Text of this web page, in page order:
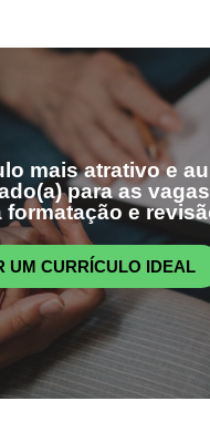
mais atrativo e
para as
formatação e
UM CURRÍCULO IDEAL